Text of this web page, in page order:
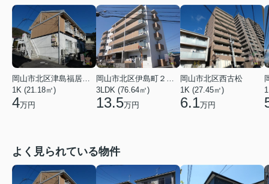
岡山市北区津島福居１丁目
1K (21.18㎡)
4万円
岡山市北区伊島町２丁目
3LDK (76.64㎡)
13.5万円
岡山市北区西古松
1K (27.45㎡)
6.1万円
よく見られている物件